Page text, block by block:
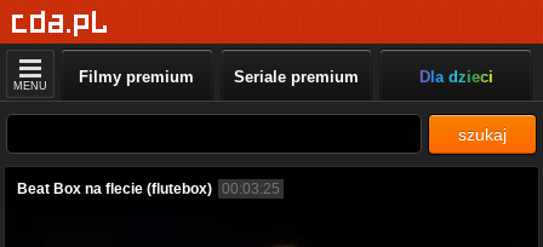
MENU Filmy premium Seriale premium Dla dzieci
szukaj
Beat Box na flecie (flutebox) 00:03:25